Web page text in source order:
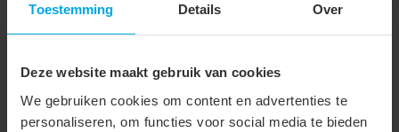
Toestemming Details Over
Deze website maakt gebruik van cookies
We gebruiken cookies om content en advertenties te
personaliseren, om functies voor social media te bieden
Verpakking
In trekbox
Binnendiameter voor
inkrimping
1.2 mm